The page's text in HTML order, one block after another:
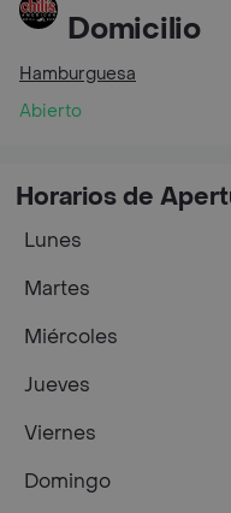
Domicilio
Hamburguesa
Abierto
Horarios de
Lunes
Martes
Miércoles
Jueves
Viernes
Domingo